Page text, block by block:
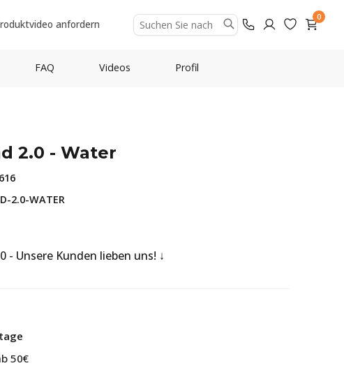
anfordern
0
FAQ Videos Profil
2.0 - Water
2.0-WATER
- Unsere Kunden lieben uns!
50€